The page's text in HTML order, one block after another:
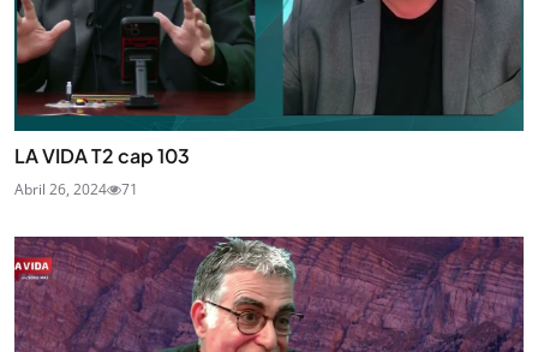
LA VIDA T2 cap 103
Abril 26, 2024 71